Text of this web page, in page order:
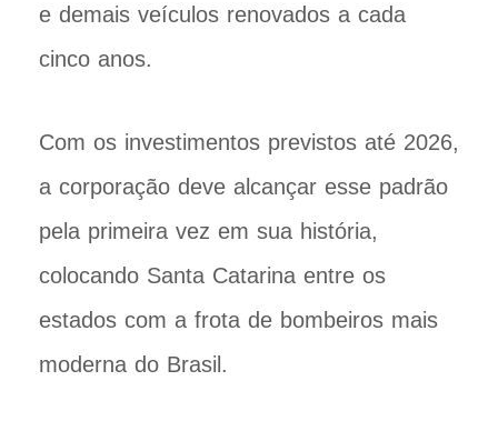
e demais veículos renovados a cada
cinco anos.
Com os investimentos previstos até 2026,
a corporação deve alcançar esse padrão
pela primeira vez em sua história,
colocando Santa Catarina entre os
estados com a frota de bombeiros mais
moderna do Brasil.